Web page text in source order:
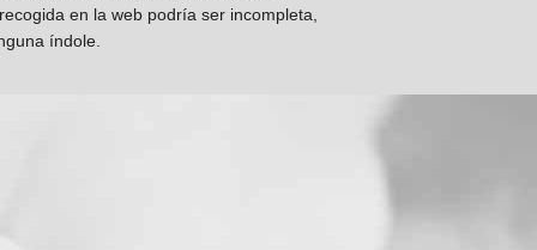
en la web podría ser incompleta,
índole.